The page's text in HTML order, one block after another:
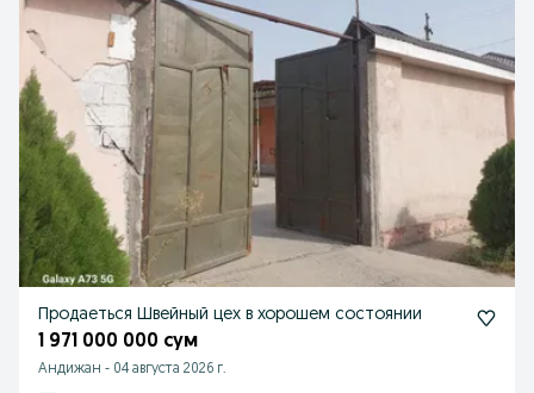
Продаеться Швейный цех в хорошем состоянии
1 971 000 000 сум
Андижан - 04 августа 2026 г.